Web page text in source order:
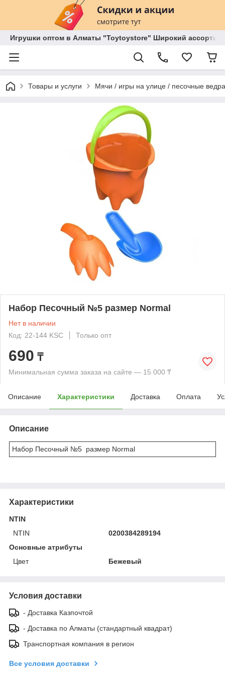
Игрушки оптом в Алматы "Toytoystore" Широкий
Товары и услуги Мячи / игры на улице / песочные ведра
Набор Песочный №5 размер Normal
Нет в наличии
Код: 22-144 KSC
Только опт
690 ₸
Минимальная сумма заказа на сайте — 15 000 ₸
Описание Характеристики Доставка Оплата
Описание
Набор Песочный №5 размер Normal
Характеристики
NTIN
NTIN
0200384289194
Основные атрибуты
Цвет
Бежевый
Условия доставки
- Доставка Казпочтой
- Доставка по Алматы (стандартный квадрат)
Транспортная компания в регион
Все условия доставки